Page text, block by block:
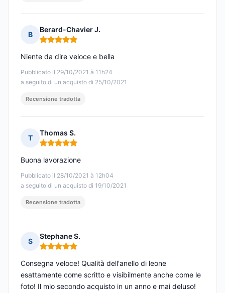
B
Berard-Chavier J.
Nota: 5 su 5
Pubblicato il 29/10/2021 à 11h24
a seguito di un acquisto di 25/10/2021
Niente da dire veloce e bella
Recensione tradotta
T
Thomas S.
Nota: 5 su 5
Pubblicato il 28/10/2021 à 12h04
a seguito di un acquisto di 19/10/2021
Buona lavorazione
Recensione tradotta
S
Stephane S.
Nota: 5 su 5
Consegna veloce! Qualità dell'anello di leone
esattamente come scritto e visibilmente anche come le
foto! Il mio secondo acquisto in un anno e mai deluso!